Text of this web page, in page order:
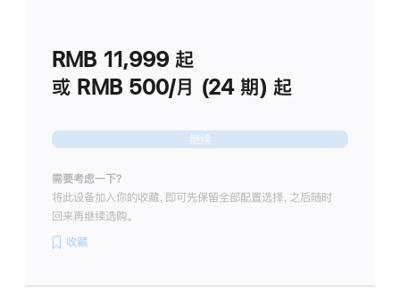
RMB 11,999 起
或 RMB 500/月 (24 期) 起
继续
需要考虑一下？
将此设备加入你的收藏，即可先保留全部配置选择，之后随时
回来再继续选购。
收藏